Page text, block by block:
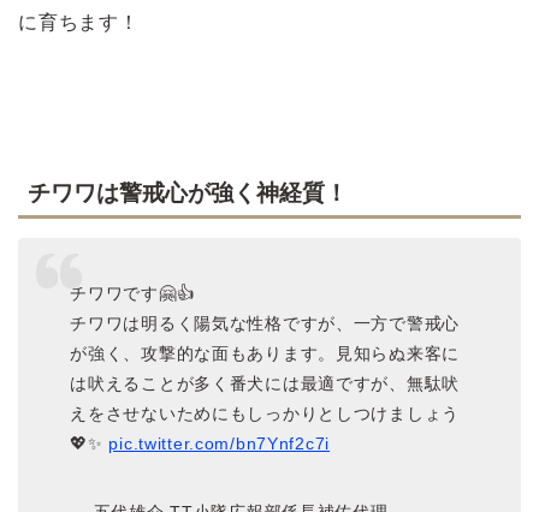
に育ちます！
チワワは警戒心が強く神経質！
チワワです🤗👍
チワワは明るく陽気な性格ですが、一方で警戒心
が強く、攻撃的な面もあります。見知らぬ来客に
は吠えることが多く番犬には最適ですが、無駄吠
えをさせないためにもしっかりとしつけましょう
💖✨ pic.twitter.com/bn7Ynf2c7i